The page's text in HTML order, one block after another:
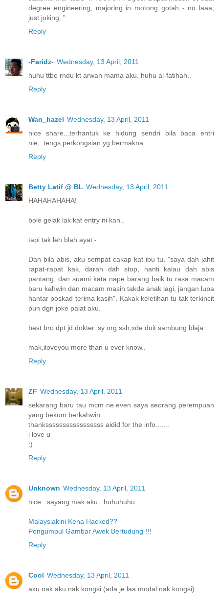
degree engineering, majoring in motong gotah - no laaa,
just joking. "
Reply
-Faridz- Wednesday, 13 April, 2011
huhu ttbe rndu kt arwah mama aku. huhu al-fatihah..
Reply
Wan_hazel Wednesday, 13 April, 2011
nice share...terhantuk ke hidung sendri bila baca entri
nie,..tengs,perkongsian yg bermakna...
Reply
Betty Latif @ BL Wednesday, 13 April, 2011
HAHAHAHAHA!
bole gelak lak kat entry ni kan..
tapi tak leh blah ayat:-
Dan bila abis, aku sempat cakap kat ibu tu, "saya dah jahit
rapat-rapat kak, darah dah stop, nanti kalau dah abis
pantang, dan suami kata nape barang baik tu rasa macam
baru kahwin dan macam masih takde anak lagi, jangan lupa
hantar poskad terima kasih". Kakak keletihan tu tak terkincit
pun dgn joke palat aku.
best bro dpt jd dokter..sy org ssh,xde duit sambung blaja..
mak,iloveyou more than u ever know..
Reply
ZF Wednesday, 13 April, 2011
sekarang baru tau mcm ne even saya seorang perempuan
yang bekum berkahwin.
thanksssssssssssssssss aidid for the info.......
i love u
:)
Reply
Unknown Wednesday, 13 April, 2011
nice...sayang mak aku...huhuhuhu
Malaysiakini Kena Hacked??
Pengumpul Gambar Awek Bertudung-!!!
Reply
Cool Wednesday, 13 April, 2011
aku nak aku nak kongsi (ada je laa modal nak kongsi)..